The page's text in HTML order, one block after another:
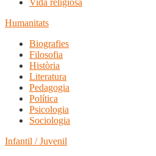
Vida religiosa
Humanitats
Biografies
Filosofia
Història
Literatura
Pedagogia
Política
Psicologia
Sociologia
Infantil / Juvenil